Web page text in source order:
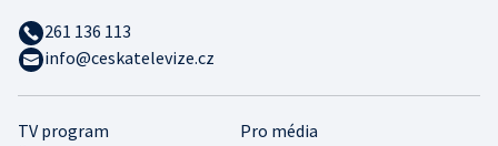
TV program
Pro média
261 136 113
info@ceskatelevize.cz